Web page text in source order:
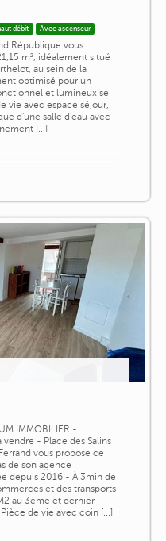
débit Avec ascenseur
République vous
m², idéalement situé
au sein de la
optimisé pour un
et lumineux se
vie avec espace séjour,
d'une salle d'eau avec
[...]
IMMOBILIER -
vendre - Place des Salins
vous propose ce
de son agence
depuis 2016 - À 3min de
et des transports
au 3ème et dernier
de vie avec coin [...]